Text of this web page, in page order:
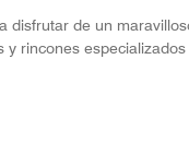
disfrutar de un
rincones especializados